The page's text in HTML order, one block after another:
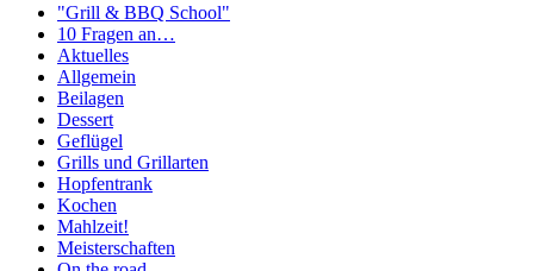
"Grill & BBQ School"
10 Fragen an…
Aktuelles
Allgemein
Beilagen
Dessert
Geflügel
Grills und Grillarten
Hopfentrank
Kochen
Mahlzeit!
Meisterschaften